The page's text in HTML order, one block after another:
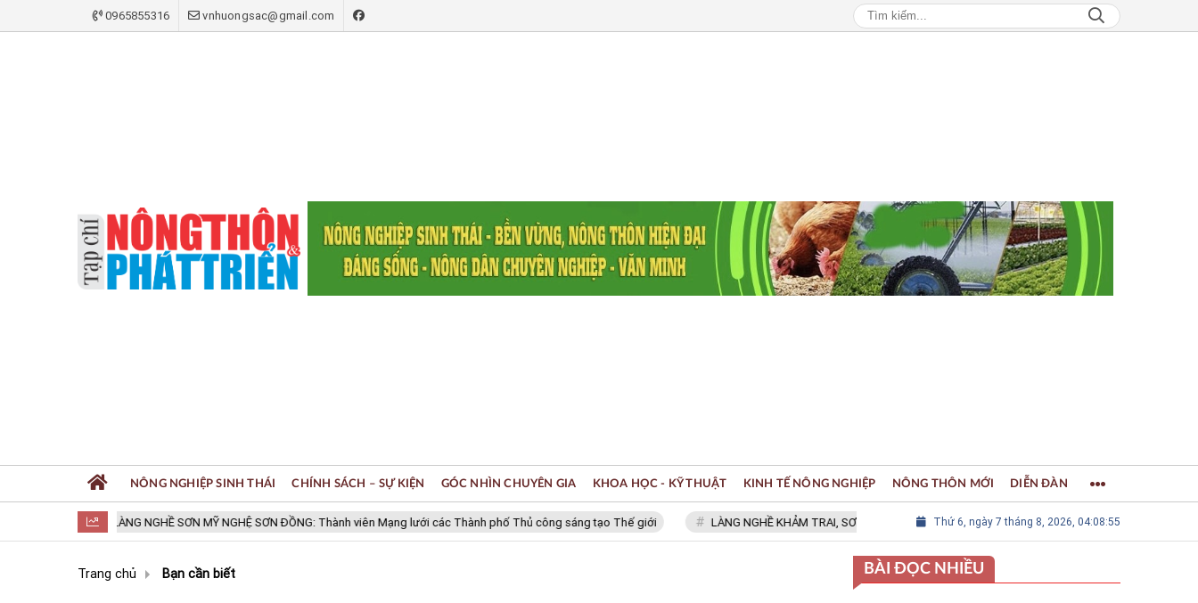
0965855316 vnhuongsac@gmail.com
LÀNG NGHỀ SƠN MỸ NGHỆ SƠN ĐỒNG: Thành viên Mạng lưới các Thành phố Thủ công sáng tạo Thế giới LÀNG NGHỀ KHẢM TRAI, SƠN MÀI CHUYÊN MỸ - Thành viên Mạng lưới các Thành phố Thủ công
Thứ 6, ngày 7 tháng 8, 2026, 04:08:57
NÔNG NGHIỆP SINH THÁI CHÍNH SÁCH – SỰ KIỆN GÓC NHÌN CHUYÊN GIA KHOA HỌC - KỸ THUẬT KINH TẾ NÔNG NGHIỆP NÔNG THÔN MỚI DIỄN ĐÀN
Trang chủ Bạn cần biết BÀI ĐỌC NHIỀU